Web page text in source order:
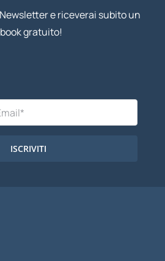
e riceverai subito un
gratuito!
ISCRIVITI